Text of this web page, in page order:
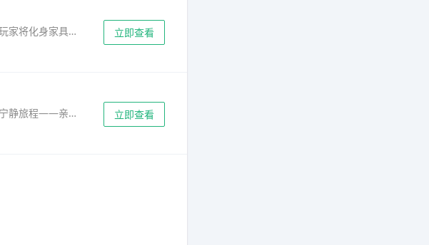
《小猫猫大亨》是一款萌系放置类模拟经营手游，以治愈系画风与轻松玩法打造专属猫咪王国。玩家将化身家具工坊的主人，从零开始建设生产链：招募50+各具特长的萌猫工匠，合理分配岗位，... 立即查看
《星露谷物语》手机版中文版，是一款治愈系田园生活模拟佳作。告别喧嚣都市，踏上星露谷的宁静旅程——亲手开垦荒地，播种四季作物，照料萌宠牲畜，体验从无到有的农耕乐趣。深入幽深... 立即查看